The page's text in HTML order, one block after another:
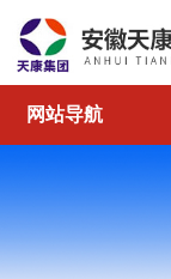
网站导航